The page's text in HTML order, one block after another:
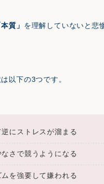
本質」 を理解していないと悲
以下の3つです。
にストレスが溜まる
さで競うようになる
ムを強要して嫌われる